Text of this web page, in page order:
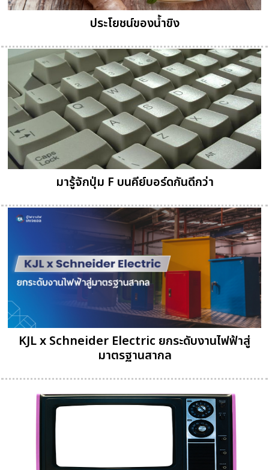
ประโยชน์ของน้ำขิง
มารู้จักปุ่ม F บนคีย์บอร์ดกันดีกว่า
KJL x Schneider Electric ยกระดับงานไฟฟ้าสู่
มาตรฐานสากล